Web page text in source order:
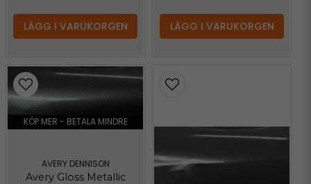
LÄGG I VARUKORGEN LÄGG I VARUKORGEN
KÖP MER - BETALA MINDRE
AVERY DENNISON
Avery Gloss Metallic